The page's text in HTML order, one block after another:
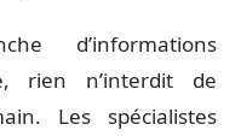
d’informations
rien n’interdit de
Les spécialistes